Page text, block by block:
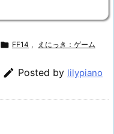
 FF14 , えにっき：ゲーム
 Posted by lilypiano